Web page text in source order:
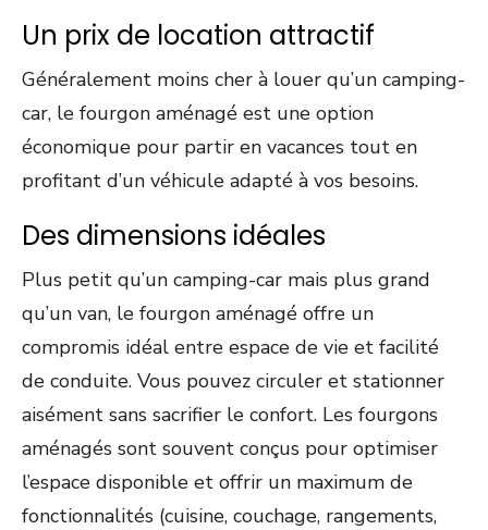
Un prix de location attractif
Généralement moins cher à louer qu’un camping-
car, le fourgon aménagé est une option
économique pour partir en vacances tout en
profitant d’un véhicule adapté à vos besoins.
Des dimensions idéales
Plus petit qu’un camping-car mais plus grand
qu’un van, le fourgon aménagé offre un
compromis idéal entre espace de vie et facilité
de conduite. Vous pouvez circuler et stationner
aisément sans sacrifier le confort. Les fourgons
aménagés sont souvent conçus pour optimiser
l’espace disponible et offrir un maximum de
fonctionnalités (cuisine, couchage, rangements,